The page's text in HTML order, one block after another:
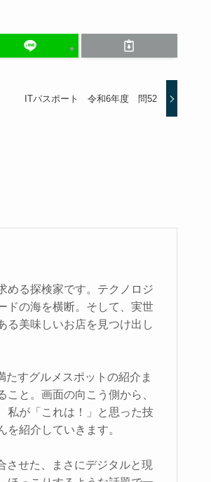
ITパスポート 令和6年度 問52
める探検家です。テクノロジ
ドの海を横断。そして、実世
る美味しいお店を見つけ出し
すグルメスポットの紹介ま
と。画面の向こう側から、
私が「これは！」と思った技
紹介していきます。
させた、まさにデジタルと現